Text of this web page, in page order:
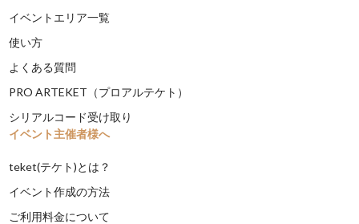
イベントエリア一覧
使い方
よくある質問
PRO ARTEKET（プロアルテケト）
シリアルコード受け取り
イベント主催者様へ
teket(テケト)とは？
イベント作成の方法
ご利用料金について